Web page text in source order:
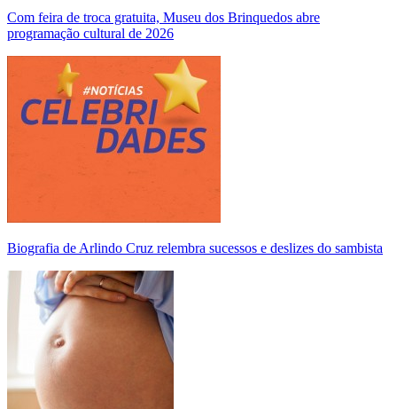
Com feira de troca gratuita, Museu dos Brinquedos abre
programação cultural de 2026
Biografia de Arlindo Cruz relembra sucessos e deslizes do sambista